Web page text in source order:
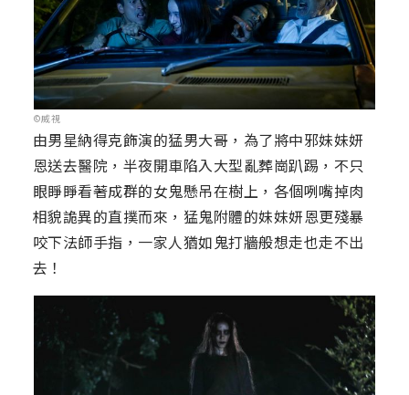
©威視
由男星納得克飾演的猛男大哥，為了將中邪妹妹妍
恩送去醫院，半夜開車陷入大型亂葬崗趴踢，不只
眼睜睜看著成群的女鬼懸吊在樹上，各個咧嘴掉肉
相貌詭異的直撲而來，猛鬼附體的妹妹妍恩更殘暴
咬下法師手指，一家人猶如鬼打牆般想走也走不出
去！